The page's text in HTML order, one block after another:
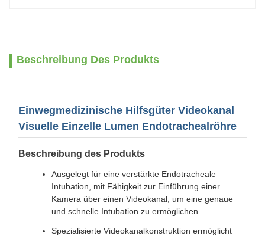
Beschreibung Des Produkts
Einwegmedizinische Hilfsgüter Videokanal
Visuelle Einzelle Lumen Endotrachealröhre
Beschreibung des Produkts
Ausgelegt für eine verstärkte Endotracheale
Intubation, mit Fähigkeit zur Einführung einer
Kamera über einen Videokanal, um eine genaue
und schnelle Intubation zu ermöglichen
Spezialisierte Videokanalkonstruktion ermöglicht